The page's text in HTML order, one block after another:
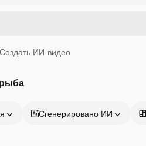
Создать ИИ-видео
Сгенерировано ИИ